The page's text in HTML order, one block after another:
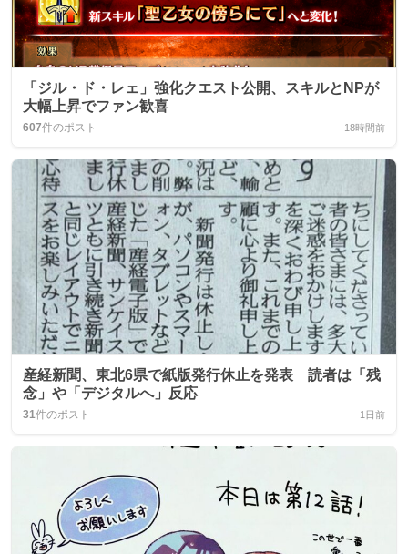
「ジル・ド・レェ」強化クエスト公開、スキルとNPが
大幅上昇でファン歓喜
607件のポスト 18時間前
産経新聞、東北6県で紙版発行休止を発表 読者は「残
念」や「デジタルへ」反応
31件のポスト 1日前